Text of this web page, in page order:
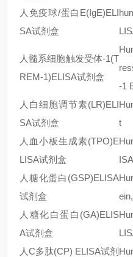
人免疫球/蛋白 E(IgE)ELI
SA试剂盒
人髓系细胞触发受体-1(T
REM-1)ELISA试剂盒
-1
人白细胞调节素(LR)ELI
SA试剂盒
t
人血小板生成素(TPO)E
LISA试剂盒
人糖化蛋白 (GSP)ELISA
试剂盒
人糖化白蛋白 (GA)ELIS
A试剂盒
人 C多肽(CP) ELISA试剂